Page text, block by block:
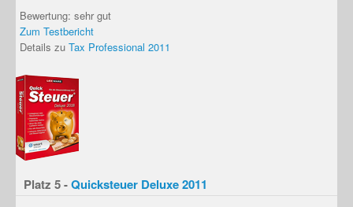
Bewertung: sehr gut
Zum Testbericht
Details zu Tax Professional 2011
Platz 5 -Quicksteuer Deluxe 2011